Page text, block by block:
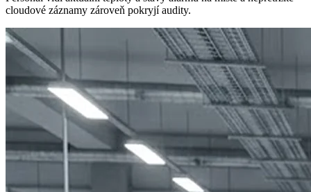
cloudové záznamy zároveň pokryjí audity.